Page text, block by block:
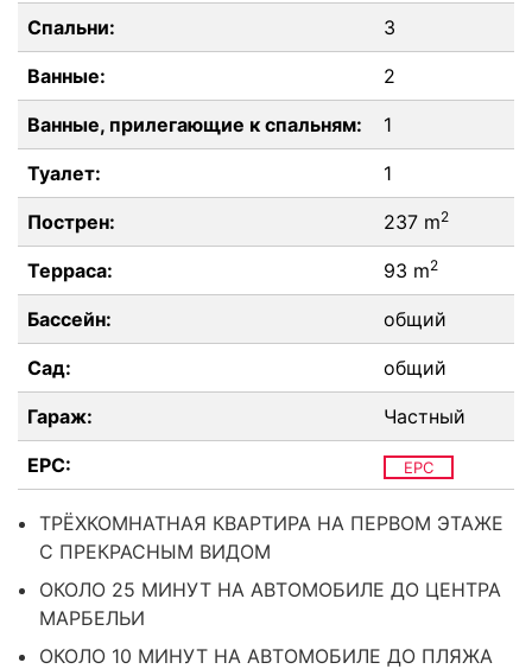
Спальни: 3
Ванные: 2
Ванные, прилегающие к спальням: 1
Туалет: 1
Пострен: 237 m2
Терраса: 93 m2
Бассейн: общий
Сад: общий
Гараж: Частный
EPC: EPC
ТРЁХКОМНАТНАЯ КВАРТИРА НА ПЕРВОМ ЭТАЖЕ
С ПРЕКРАСНЫМ ВИДОМ
ОКОЛО 25 МИНУТ НА АВТОМОБИЛЕ ДО ЦЕНТРА
МАРБЕЛЬИ
ОКОЛО 10 МИНУТ НА АВТОМОБИЛЕ ДО ПЛЯЖА